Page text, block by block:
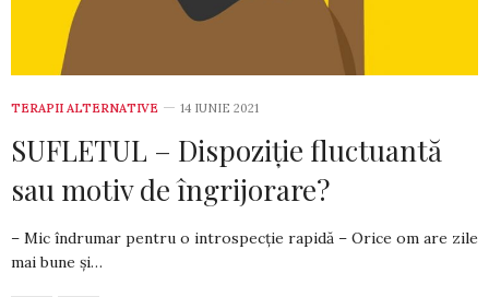
TERAPII ALTERNATIVE 14 IUNIE 2021
SUFLETUL – Dispoziție fluctuantă
sau motiv de îngrijorare?
– Mic îndrumar pentru o introspecție rapidă – Orice om are zile
mai bune și…